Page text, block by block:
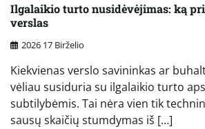
Ilgalaikio turto nusidėvėjimas: ką
verslas
2026 17 Birželio
Kiekvienas verslo savininkas ar
vėliau susiduria su ilgalaikio turto
subtilybėmis. Tai nėra vien tik
sausų skaičių stumdymas iš […]